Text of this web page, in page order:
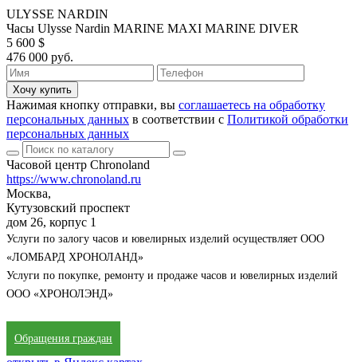
ULYSSE NARDIN
Часы Ulysse Nardin MARINE MAXI MARINE DIVER
5 600 $
476 000 руб.
Хочу купить
Нажимая кнопку отправки, вы соглашаетесь на обработку
персональных данных в соответствии с Политикой обработки
персональных данных
Часовой центр Chronoland
https://www.chronoland.ru
Москва,
Кутузовский проспект
дом 26, корпус 1
Услуги по залогу часов и ювелирных изделий осуществляет ООО
«ЛОМБАРД ХРОНОЛАНД»
Услуги по покупке, ремонту и продаже часов и ювелирных изделий
ООО «ХРОНОЛЭНД»
Обращения граждан